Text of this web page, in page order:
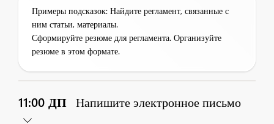
Примеры подсказок: Найдите регламент, связанные с
ним статьи, материалы.
Сформируйте резюме для регламента. Организуйте
резюме в этом формате.
11:00 ДП Напишите электронное письмо